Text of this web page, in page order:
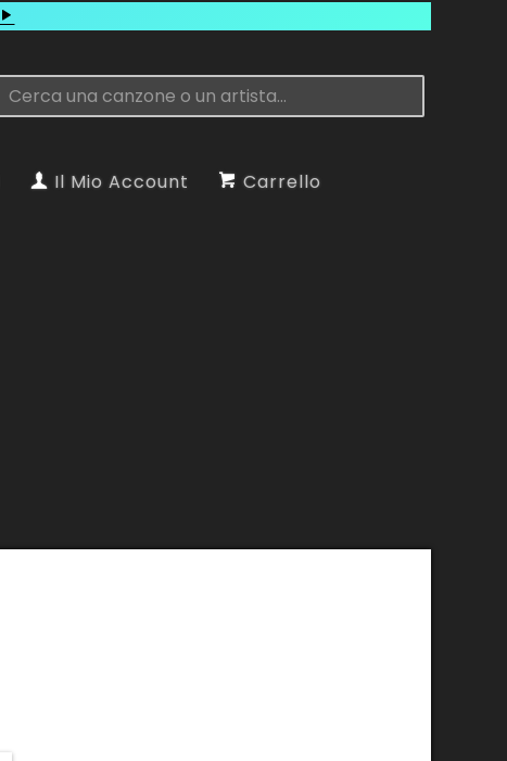
Il Mio Account Carrello